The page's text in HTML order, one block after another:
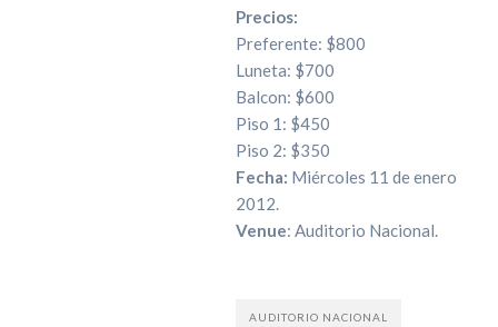
Precios:
Preferente: $800
Luneta: $700
Balcon: $600
Piso 1: $450
Piso 2: $350
Fecha: Miércoles 11 de enero
2012.
Venue: Auditorio Nacional.
AUDITORIO NACIONAL